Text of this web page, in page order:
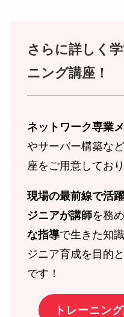
さらに詳しく
ニング講座！
ネットワーク専業
やサーバー構築な
座をご用意しており
現場の最前線で活
ジニアが講師を務め
な指導で生きた知
ジニア育成を目的
です！
トレーニン